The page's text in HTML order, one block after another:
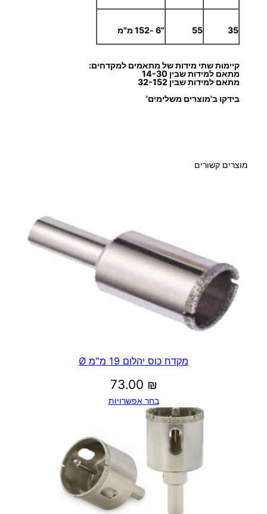
35
55 "6 -152 מ"מ
קיימות שתי מידות של מתאמים למקדחים:
מתאם למידות שבין 14-30
מתאם למידות שבין 32-152
בידקו ב'מוצרים משלימים'
מוצרים קשורים
מקדח כוס יהלום 19 מ"מ Ø
73.00 ₪
בחר אפשרויות